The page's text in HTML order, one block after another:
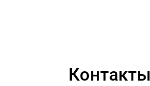
Контакты